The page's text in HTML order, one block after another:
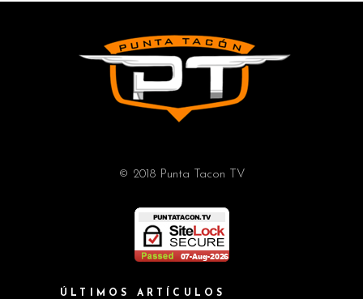
© 2018 Punta Tacon TV
ÚLTIMOS ARTÍCULOS